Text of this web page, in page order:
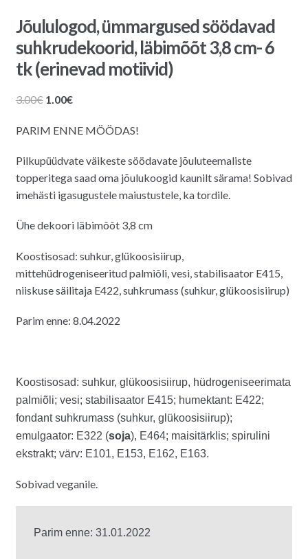
Jõululogod, ümmargused söödavad
suhkrudekoorid, läbimõõt 3,8 cm- 6
tk (erinevad motiivid)
3.00€ Algne
oli:
1.00€Praegune
on:
PARIM ENNE MÖÖDAS!
Pilkupüüdvate väikeste söödavate jõuluteemaliste
topperitega saad oma jõulukoogid kaunilt särama! Sobivad
imehästi igasugustele maiustustele, ka tordile.
Ühe dekoori läbimõõt 3,8 cm
Koostisosad: suhkur, glükoosisiirup,
mittehüdrogeniseeritud palmiõli, vesi, stabilisaator E415,
niiskuse säilitaja E422, suhkrumass (suhkur, glükoosisiirup)
Parim enne: 8.04.2022
Koostisosad: suhkur, glükoosisiirup, hüdrogeniseerimata
palmiõli; vesi; stabilisaator E415; humektant: E422;
fondant suhkrumass (suhkur, glükoosisiirup);
emulgaator: E322 (soja), E464; maisitärklis; spirulini
ekstrakt; värv: E101, E153, E162, E163.
Sobivad veganile.
Parim enne: 31.01.2022